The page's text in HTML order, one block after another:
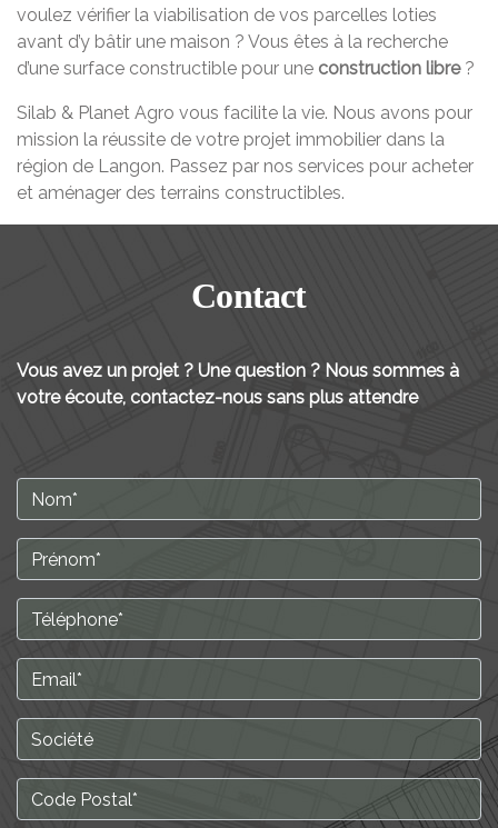
voulez vérifier la viabilisation de vos parcelles loties
avant d’y bâtir une maison ? Vous êtes à la recherche
d’une surface constructible pour une construction libre?
Silab & Planet Agro vous facilite la vie. Nous avons pour
mission la réussite de votre projet immobilier dans la
région de Langon. Passez par nos services pour acheter
et aménager des terrains constructibles.
Contact
Vous avez un projet ? Une question ? Nous sommes à
votre écoute, contactez-nous sans plus attendre